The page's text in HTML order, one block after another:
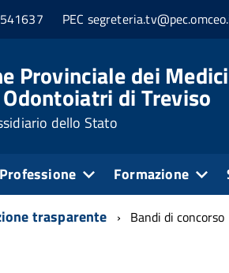
PEC
Provinciale dei
di Treviso
dello Stato
Professione Formazione
trasparente Bandi di concorso